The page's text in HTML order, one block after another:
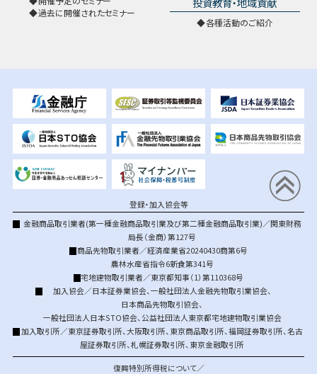
過去に開催されたセミナー
各種活動のご紹介
登録・加入協会等
金融商品取引業者(第一種金融商品取引業及び第二種金融商品取引業)／関東財務
局長（金商）第127号
商品先物取引業者／経済産業省20240430商第6号
農林水産省指令6新食第341号
宅地建物取引業者／東京都知事（1）第110368号
加入協会／日本証券業協会、一般社団法人金融先物取引業協会、
日本商品先物取引協会、
一般社団法人日本STO協会、公益社団法人東京都宅地建物取引業協会
加入取引所／東京証券取引所、大阪取引所、 東京商品取引所、福岡証券取引所、名古
屋証券取引所、札幌証券取引所、 東京金融取引所
復興特別所得税について／